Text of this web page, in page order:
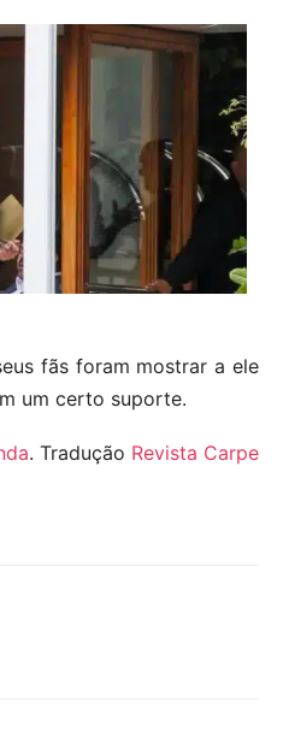
fãs foram mostrar a ele
um certo suporte.
. Tradução Revista Carpe